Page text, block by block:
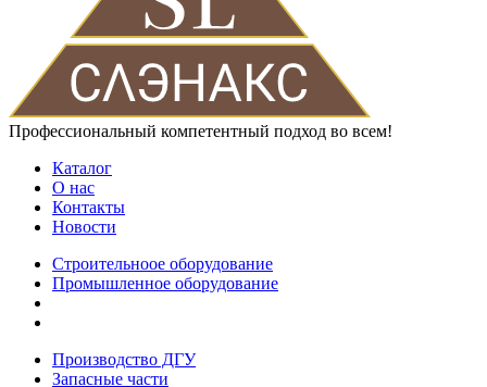
Профессиональный компетентный подход во всем!
Каталог
О нас
Контакты
Новости
Строительноое оборудование
Промышленное оборудование
Производство ДГУ
Запасные части